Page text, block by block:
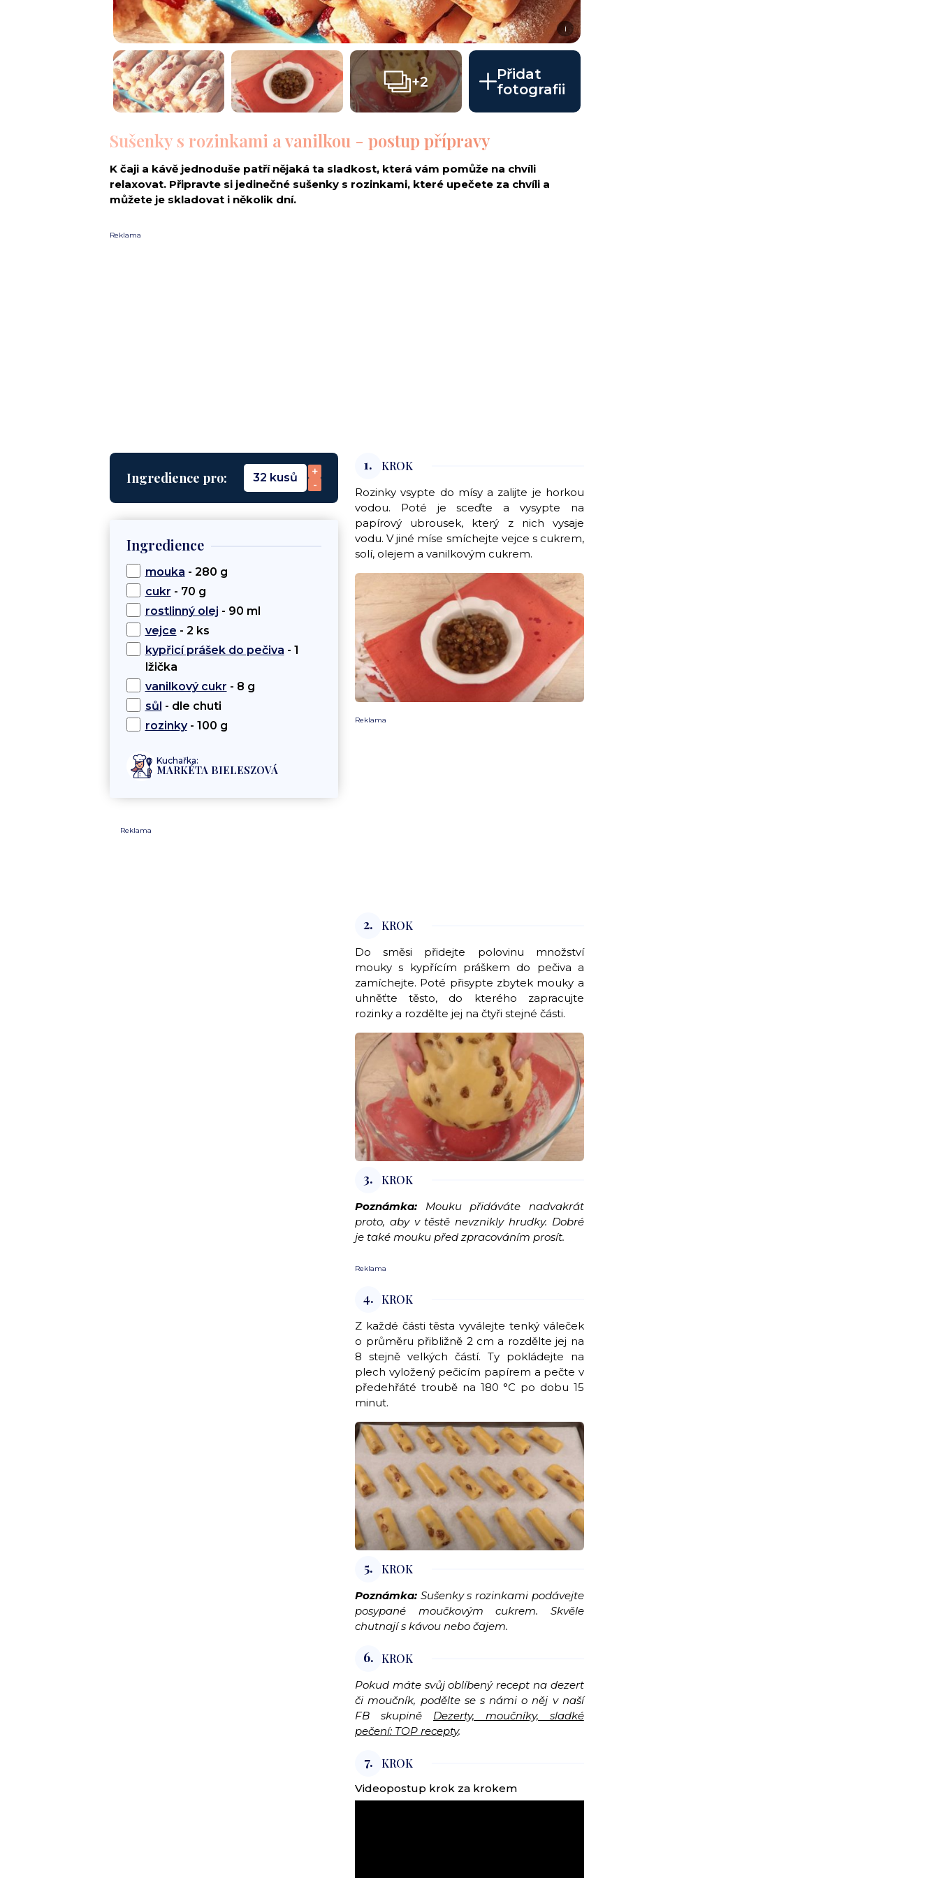
i
+2
Přidat
fotografii
Sušenky s rozinkami a vanilkou - postup přípravy
K čaji a kávě jednoduše patří nějaká ta sladkost, která vám pomůže na chvíli
relaxovat. Připravte si jedinečné sušenky s rozinkami, které upečete za chvíli a
můžete je skladovat i několik dní.
Reklama
Ingredience pro: 32 kusů
+
-
Ingredience
mouka - 280 g
cukr - 70 g
rostlinný olej - 90 ml
vejce - 2 ks
kypřicí prášek do pečiva - 1
lžička
vanilkový cukr - 8 g
sůl - dle chuti
rozinky- 100 g
Kuchařka:
MARKÉTA BIELESZOVÁ
Reklama
1. KROK
Rozinky vsypte do mísy a zalijte je horkou
vodou. Poté je sceďte a vysypte na
papírový ubrousek, který z nich vysaje
vodu. V jiné míse smíchejte vejce s cukrem,
solí, olejem a vanilkovým cukrem.
Reklama
2. KROK
Do směsi přidejte polovinu množství
mouky s kypřícím práškem do pečiva a
zamíchejte. Poté přisypte zbytek mouky a
uhněťte těsto, do kterého zapracujte
rozinky a rozdělte jej na čtyři stejné části.
3. KROK
Poznámka: Mouku přidáváte nadvakrát
proto, aby v těstě nevznikly hrudky. Dobré
je také mouku před zpracováním prosít.
Reklama
4. KROK
Z každé části těsta vyválejte tenký váleček
o průměru přibližně 2 cm a rozdělte jej na
8 stejně velkých částí. Ty pokládejte na
plech vyložený pečicím papírem a pečte v
předehřáté troubě na 180 °C po dobu 15
minut.
5. KROK
Poznámka: Sušenky s rozinkami podávejte
posypané moučkovým cukrem. Skvěle
chutnají s kávou nebo čajem.
6. KROK
Pokud máte svůj oblíbený recept na dezert
či moučník, podělte se s námi o něj v naší
FB skupině Dezerty, moučníky, sladké
pečení: TOP recepty.
7. KROK
Videopostup krok za krokem